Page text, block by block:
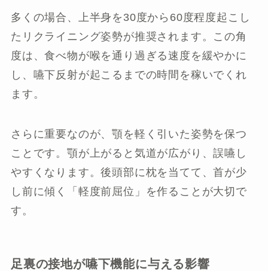
多くの場合、上半身を30度から60度程度起こし
たリクライニング姿勢が推奨されます。この角
度は、食べ物が喉を通り過ぎる速度を緩やかに
し、嚥下反射が起こるまでの時間を稼いでくれ
ます。
さらに重要なのが、顎を軽く引いた姿勢を保つ
ことです。顎が上がると気道が広がり、誤嚥し
やすくなります。後頭部に枕を当てて、首が少
し前に傾く「軽度前屈位」を作ることが大切で
す。
足裏の接地が嚥下機能に与える影響